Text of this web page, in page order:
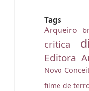
Tags
Arqueiro
critica
Editora
Novo
filme de